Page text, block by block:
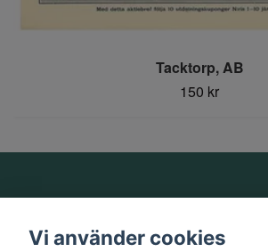
Tacktorp, AB
150 kr
Vi använder cookies